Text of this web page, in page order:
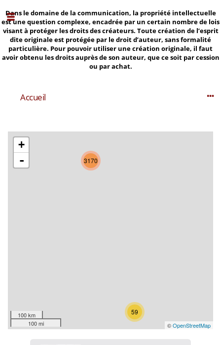
Dans le domaine de la communication, la propriété intellectuelle
est une question complexe, encadrée par un certain nombre de lois
visant à protéger les droits des créateurs. Toute création de l’esprit
dite originale est protégée par le droit d’auteur, sans formalité
particulière. Pour pouvoir utiliser une création originale, il faut
avoir obtenu les droits auprès de son auteur, que ce soit par cession
ou par achat.
Accueil
59
3170
+
-
100 km
100 mi
©OpenStreetMap